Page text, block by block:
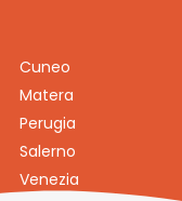
Cuneo
Matera
Perugia
Salerno
Venezia